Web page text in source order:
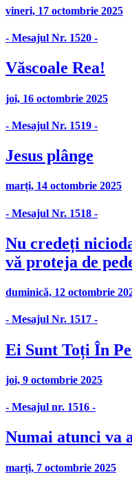
vineri, 17 octombrie 2025
- Mesajul Nr. 1520 -
Văscoale Rea!
joi, 16 octombrie 2025
- Mesajul Nr. 1519 -
Jesus plânge
marți, 14 octombrie 2025
- Mesajul Nr. 1518 -
Nu credeți
vă proteja de
duminică, 12 octombrie
- Mesajul Nr. 1517 -
Ei Sunt Toți În
joi, 9 octombrie 2025
- Mesajul nr. 1516 -
Numai atunci va
marți, 7 octombrie 2025